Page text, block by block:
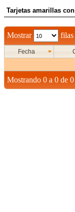
Tarjetas amarillas
Mostrar filas
Fecha
Mostrando 0 a 0 de